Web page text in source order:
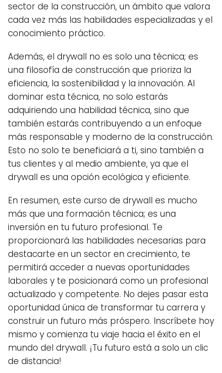
sector de la construcción, un ámbito que valora
cada vez más las habilidades especializadas y el
conocimiento práctico.
Además, el drywall no es solo una técnica; es
una filosofía de construcción que prioriza la
eficiencia, la sostenibilidad y la innovación. Al
dominar esta técnica, no solo estarás
adquiriendo una habilidad técnica, sino que
también estarás contribuyendo a un enfoque
más responsable y moderno de la construcción.
Esto no solo te beneficiará a ti, sino también a
tus clientes y al medio ambiente, ya que el
drywall es una opción ecológica y eficiente.
En resumen, este curso de drywall es mucho
más que una formación técnica; es una
inversión en tu futuro profesional. Te
proporcionará las habilidades necesarias para
destacarte en un sector en crecimiento, te
permitirá acceder a nuevas oportunidades
laborales y te posicionará como un profesional
actualizado y competente. No dejes pasar esta
oportunidad única de transformar tu carrera y
construir un futuro más próspero. Inscríbete hoy
mismo y comienza tu viaje hacia el éxito en el
mundo del drywall. ¡Tu futuro está a solo un clic
de distancia!